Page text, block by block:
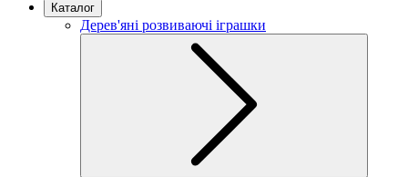
Каталог
Дерев'яні розвиваючі іграшки